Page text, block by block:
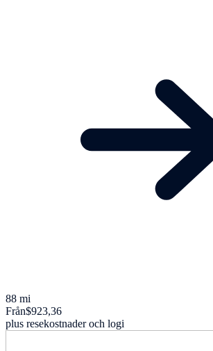
88 mi
Från$923,36
plus resekostnader och logi